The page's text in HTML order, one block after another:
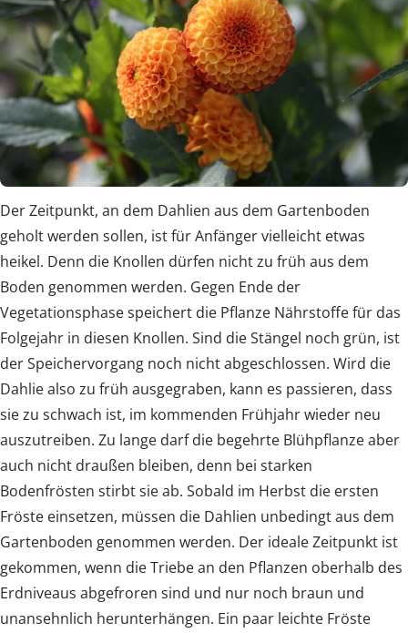
Der Zeitpunkt, an dem Dahlien aus dem Gartenboden
geholt werden sollen, ist für Anfänger vielleicht etwas
heikel. Denn die Knollen dürfen nicht zu früh aus dem
Boden genommen werden. Gegen Ende der
Vegetationsphase speichert die Pflanze Nährstoffe für das
Folgejahr in diesen Knollen. Sind die Stängel noch grün, ist
der Speichervorgang noch nicht abgeschlossen. Wird die
Dahlie also zu früh ausgegraben, kann es passieren, dass
sie zu schwach ist, im kommenden Frühjahr wieder neu
auszutreiben. Zu lange darf die begehrte Blühpflanze aber
auch nicht draußen bleiben, denn bei starken
Bodenfrösten stirbt sie ab. Sobald im Herbst die ersten
Fröste einsetzen, müssen die Dahlien unbedingt aus dem
Gartenboden genommen werden. Der ideale Zeitpunkt ist
gekommen, wenn die Triebe an den Pflanzen oberhalb des
Erdniveaus abgefroren sind und nur noch braun und
unansehnlich herunterhängen. Ein paar leichte Fröste